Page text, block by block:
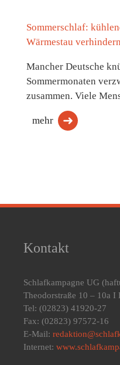
Sommerschlaf:
Wärmestau verhindern
Mancher Deutsche
Sommermonaten
zusammen. Viele
mehr
Kontakt
Schlafkampagne UG
Theodorstraße 10 – 10a I
Tel: (02823) 41920-27
Fax: (02823) 97572-16
E-Mail:
Internet: